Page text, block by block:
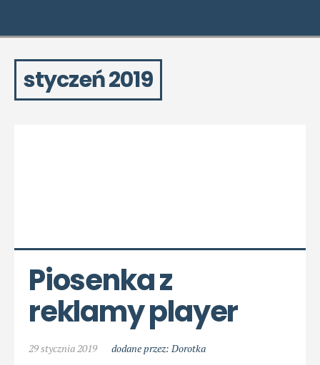
styczeń 2019
Piosenka z
reklamy player
29 stycznia 2019 dodane przez: Dorotka